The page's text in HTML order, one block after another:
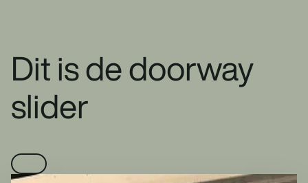
Dit is de doorway
slider